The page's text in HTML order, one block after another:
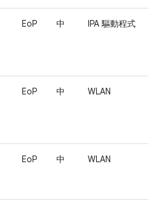
EoP 中 IPA 驅動程式
EoP 中 WLAN
EoP 中 WLAN